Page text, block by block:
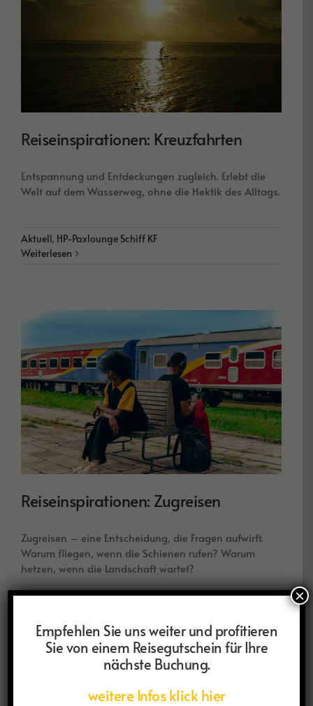
Reiseinspirationen: Kreuzfahrten
Entspannung und Entdeckungen zugleich. Erlebt die
Welt auf dem Wasserweg, ohne die Hektik des Alltags.
Aktuell, HP-Paxlounge Schiff KF
Weiterlesen
Reiseinspirationen: Zugreisen
Zugreisen – eine Entscheidung, die Fragen aufwirft.
Warum fliegen, wenn die Schienen rufen? Warum
hetzen, wenn die Landschaft wartet?
Weiterlesen
Empfehlen Sie uns weiter und profitieren
Sie von einem Reisegutschein für Ihre
nächste Buchung.
weitere Infos klick hier
×